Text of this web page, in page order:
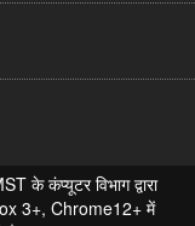
के कंप्यूटर विभाग द्वारा
3+, Chrome12+ में